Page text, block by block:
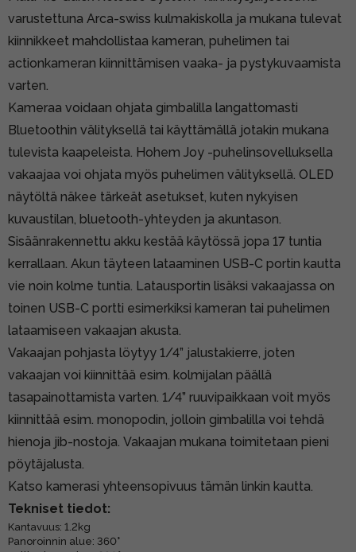
varustettuna Arca-swiss kulmakiskolla ja mukana tulevat
kiinnikkeet mahdollistaa kameran, puhelimen tai
actionkameran kiinnittämisen vaaka- ja pystykuvaamista
varten.
Kameraa voidaan ohjata gimbalilla langattomasti
Bluetoothin välityksellä tai käyttämällä jotakin mukana
tulevista kaapeleista. Hohem Joy -puhelinsovelluksella
vakaajaa voi ohjata myös puhelimen välityksellä. OLED
näytöltä näkee tärkeät asetukset, kuten nykyisen
kuvaustilan, bluetooth-yhteyden ja akuntason.
Sisäänrakennettu akku kestää käytössä jopa 17 tuntia
kerrallaan. Akun täyteen lataaminen USB-C portin kautta
vie noin kolme tuntia. Latausportin lisäksi vakaajassa on
toinen USB-C portti esimerkiksi kameran tai puhelimen
lataamiseen vakaajan akusta.
Vakaajan pohjasta löytyy 1/4” jalustakierre, joten
vakaajan voi kiinnittää esim. kolmijalan päällä
tasapainottamista varten. 1/4” ruuvipaikkaan voit myös
kiinnittää esim. monopodin, jolloin gimbalilla voi tehdä
hienoja jib-nostoja. Vakaajan mukana toimitetaan pieni
pöytäjalusta.
Katso kamerasi yhteensopivuus tämän linkin kautta.
Tekniset tiedot:
Kantavuus: 1.2kg
Panoroinnin alue: 360°